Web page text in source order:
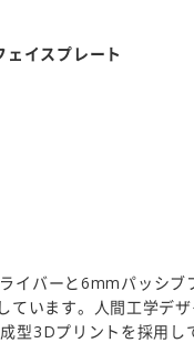
ェイスプレート
イバーと6mmパッシ
ています。人間工学デ
型3Dプリントを採用